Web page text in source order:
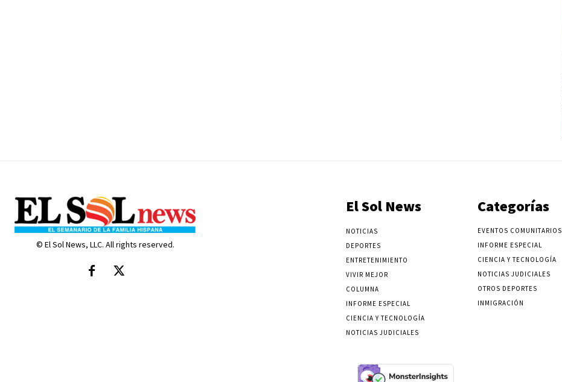
© El Sol News, LLC. All rights reserved.
El Sol News
NOTICIAS
DEPORTES
ENTRETENIMIENTO
VIVIR MEJOR
COLUMNA
INFORME ESPECIAL
CIENCIA Y TECNOLOGÍA
NOTICIAS JUDICIALES
Categorías
EVENTOS COMUNITARIOS
INFORME ESPECIAL
CIENCIA Y TECNOLOGÍA
NOTICIAS JUDICIALES
OTROS DEPORTES
INMIGRACIÓN